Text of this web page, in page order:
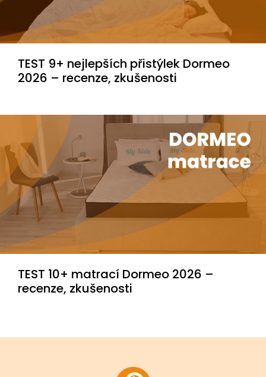
TEST 9+ nejlepších přistýlek Dormeo
2026 – recenze, zkušenosti
TEST 10+ matrací Dormeo 2026 –
recenze, zkušenosti